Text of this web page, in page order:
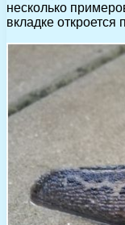
несколько
вкладке